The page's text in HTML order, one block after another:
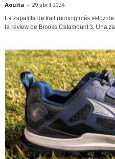
Aouita - 29 abril 2024
La zapatilla de trail running más veloz
la review de Brooks Catamount 3. Una